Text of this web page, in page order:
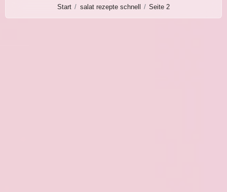
Start salat rezepte schnell Seite 2